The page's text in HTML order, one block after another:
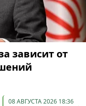
зависит от
08 АВГУСТА 2026 18:36